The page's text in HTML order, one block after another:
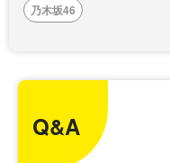
乃木坂46
Q&A